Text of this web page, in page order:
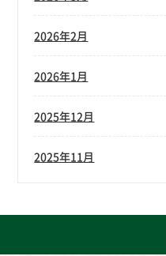
2026年2月
2026年1月
2025年12月
2025年11月